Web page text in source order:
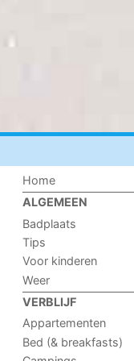
Home
ALGEMEEN
Badplaats
Tips
Voor kinderen
Weer
VERBLIJF
Appartementen
Bed (& breakfasts)